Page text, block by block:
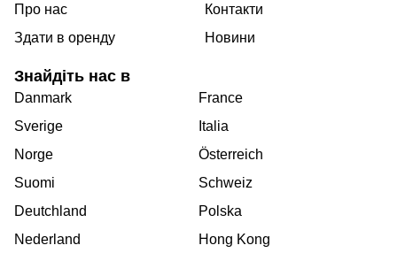
Про нас
Здати в оренду
Контакти
Новини
Знайдіть нас в
Danmark
Sverige
Norge
Suomi
Deutchland
Nederland
France
Italia
Österreich
Schweiz
Polska
Hong Kong